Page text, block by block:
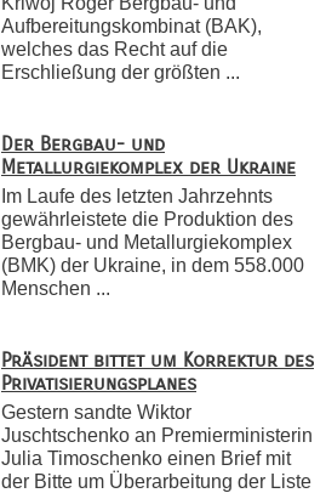
Aufbereitungskombinat (BAK),
welches das Recht auf die
Erschließung der größten ...
Der Bergbau- und
Metallurgiekomplex der Ukraine
Im Laufe des letzten Jahrzehnts
gewährleistete die Produktion des
Bergbau- und Metallurgiekomplex
(BMK) der Ukraine, in dem 558.000
Menschen ...
Präsident bittet um Korrektur des
Privatisierungsplanes
Gestern sandte Wiktor
Juschtschenko an Premierministerin
Julia Timoschenko einen Brief mit
der Bitte um Überarbeitung der Liste